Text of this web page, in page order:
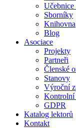
Učebnice
Sborníky
Knihovna
Blog
Asociace
Projekty
Partneři
Členské
Stanovy
Výroční
Kontrolní
GDPR
Katalog lektorů
Kontakt